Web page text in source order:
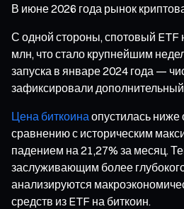
В июне 2026 года рынок
С одной стороны, спотовый ETF
млн, что стало крупнейшим
запуска в январе 2024 года —
зафиксировали
Цена биткоина опустилась
сравнению с историческим
падением на 21,27% за месяц.
заслуживающим более
анализируются
средств из ETF на биткоин.